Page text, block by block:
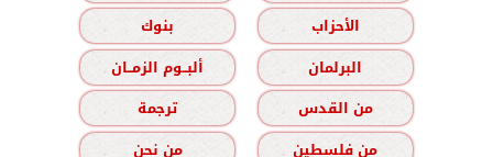
الأحزاب
بنوك
البرلمان
ألبــوم الزمــان
من القدس
ترجمة
من فلسطين
من نحن